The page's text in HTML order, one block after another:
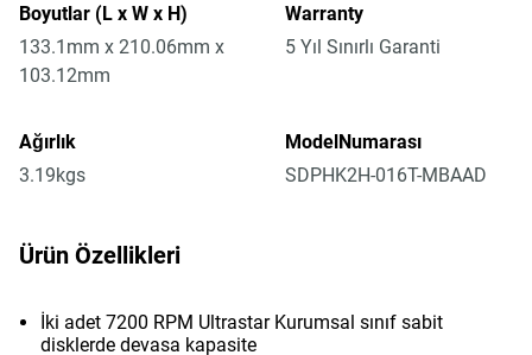
Boyutlar (L x W x H)
133.1mm x 210.06mm x
103.12mm
Warranty
5 Yıl Sınırlı Garanti
Ağırlık
3.19kgs
ModelNumarası
SDPHK2H-016T-MBAAD
Ürün Özellikleri
İki adet 7200 RPM Ultrastar Kurumsal sınıf sabit
disklerde devasa kapasite